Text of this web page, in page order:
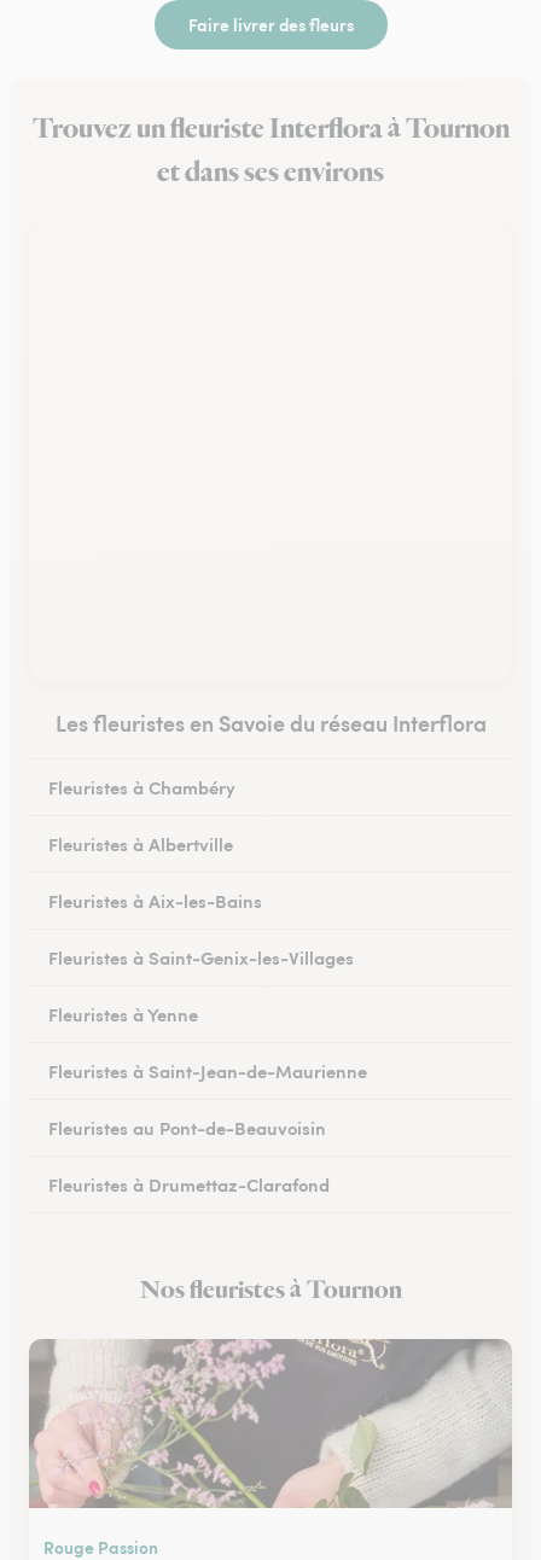
Faire livrer des fleurs
Trouvez un fleuriste Interflora à Tournon
et dans ses environs
Les fleuristes en Savoie du réseau Interflora
Fleuristes à Chambéry
Fleuristes à Albertville
Fleuristes à Aix-les-Bains
Fleuristes à Saint-Genix-les-Villages
Fleuristes à Yenne
Fleuristes à Saint-Jean-de-Maurienne
Fleuristes au Pont-de-Beauvoisin
Fleuristes à Drumettaz-Clarafond
Nos fleuristes à Tournon
Rouge Passion